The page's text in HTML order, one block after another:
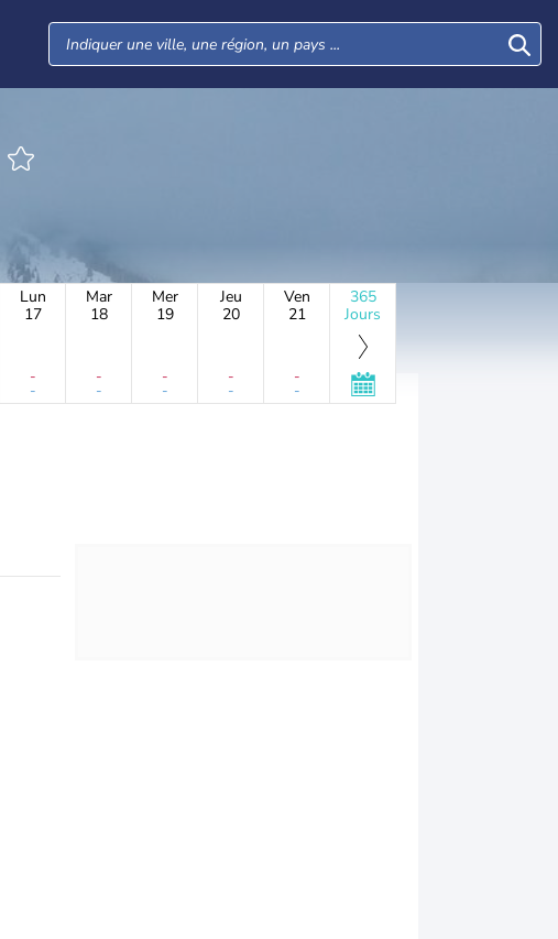
Lun
17
-
-
Mar
18
-
-
Mer
19
-
-
Jeu
20
-
-
Ven
21
-
-
365
Jours